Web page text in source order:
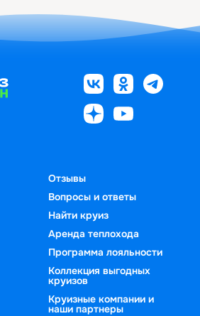
Отзывы
Вопросы и ответы
Найти круиз
Аренда теплохода
Программа лояльности
Коллекция выгодных
круизов
Круизные компании и
наши партнеры